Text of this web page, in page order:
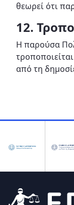
θεωρεί ότι
12.
Η παρούσα
από τη